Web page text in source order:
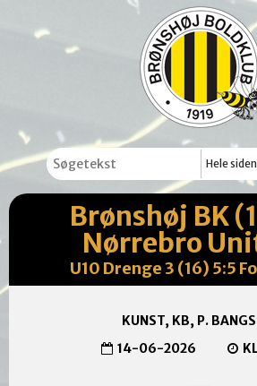
Hele siden
Brønshøj BK
Nørrebro
U10 Drenge 3 (16) 5:5
KUNST, KB, P. BANGS
14-06-2026